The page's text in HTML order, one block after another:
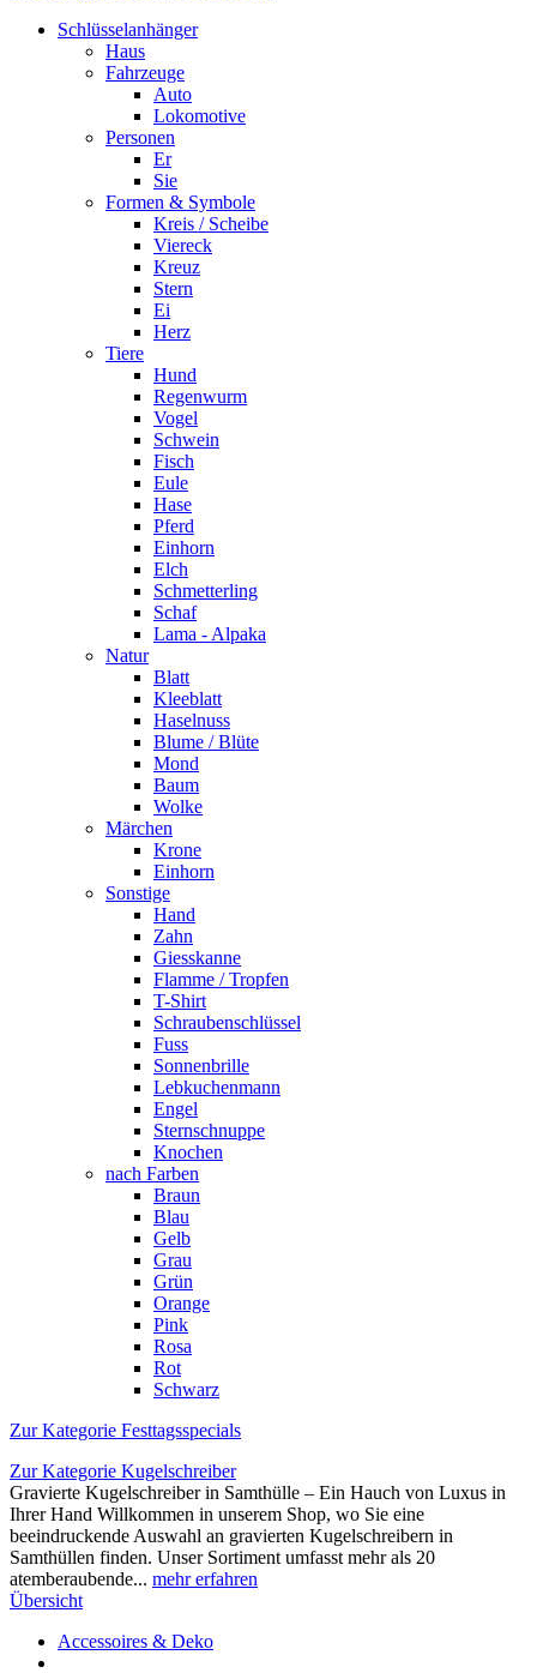
Schlüsselanhänger
Haus
Fahrzeuge
Auto
Lokomotive
Personen
Er
Sie
Formen & Symbole
Kreis / Scheibe
Viereck
Kreuz
Stern
Ei
Herz
Tiere
Hund
Regenwurm
Vogel
Schwein
Fisch
Eule
Hase
Pferd
Einhorn
Elch
Schmetterling
Schaf
Lama - Alpaka
Natur
Blatt
Kleeblatt
Haselnuss
Blume / Blüte
Mond
Baum
Wolke
Märchen
Krone
Einhorn
Sonstige
Hand
Zahn
Giesskanne
Flamme / Tropfen
T-Shirt
Schraubenschlüssel
Fuss
Sonnenbrille
Lebkuchenmann
Engel
Sternschnuppe
Knochen
nach Farben
Braun
Blau
Gelb
Grau
Grün
Orange
Pink
Rosa
Rot
Schwarz
Zur Kategorie Festtagsspecials
Zur Kategorie Kugelschreiber
Gravierte Kugelschreiber in Samthülle – Ein Hauch von Luxus in
Ihrer Hand Willkommen in unserem Shop, wo Sie eine
beeindruckende Auswahl an gravierten Kugelschreibern in
Samthüllen finden. Unser Sortiment umfasst mehr als 20
atemberaubende... mehr erfahren
Übersicht
Accessoires & Deko